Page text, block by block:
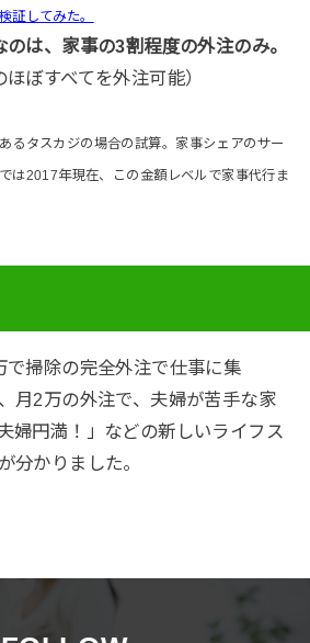
証してみた。
は、家事の3割程度の外注のみ。
ほぼすべてを外注可能）
るタスカジの場合の試算。家事シェアのサー
は2017年現在、この金額レベルで家事代行ま
で掃除の完全外注で仕事に集
月2万の外注で、夫婦が苦手な家
婦円満！」などの新しいライフス
分かりました。